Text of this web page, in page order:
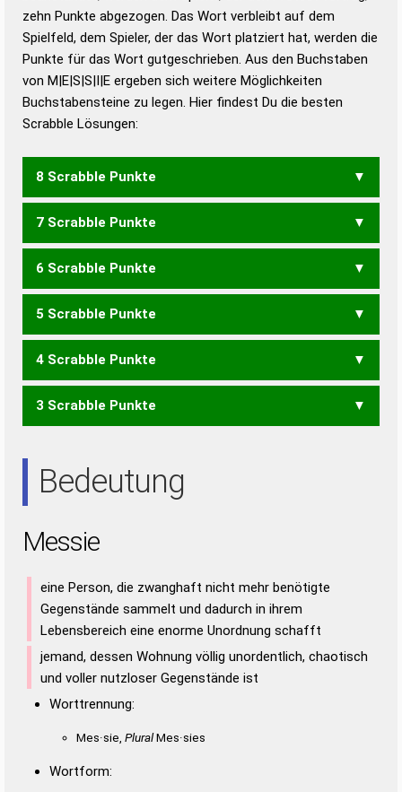
Duden – Richtiges und gutes
Deutsch
Duden – Die deutsche Grammatik
Duden – Deutsches
zehn Punkte abgezogen. Das Wort verbleibt auf dem
Spielfeld, dem Spieler, der das Wort platziert hat, werden die
Punkte für das Wort gutgeschrieben. Aus den Buchstaben
von M|E|S|S|I|E ergeben sich weitere Möglichkeiten
Buchstabensteine zu legen. Hier findest Du die besten
Scrabble Lösungen:
8 Scrabble Punkte
EMESIS MIESES SEIMES
7 Scrabble Punkte
MEISE MESSE MIESE
6 Scrabble Punkte
EMSE MIES MISE MISS
5 Scrabble Punkte
IMS SEM SMS EISES
4 Scrabble Punkte
EIES EISE EISS ESSE
3 Scrabble Punkte
Bedeutung
Messie
eine Person, die zwanghaft nicht mehr benötigte
Gegenstände sammelt und dadurch in ihrem
Lebensbereich eine enorme Unordnung schafft
jemand, dessen Wohnung völlig unordentlich, chaotisch
und voller nutzloser Gegenstände ist
Worttrennung:
Mes·sie, PluralMes·sies
Wortform: